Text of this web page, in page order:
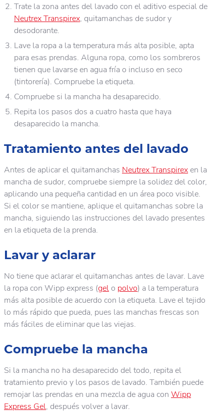
Trate la zona antes del lavado con el aditivo especial de
Neutrex Transpirex, quitamanchas de sudor y
desodorante.
Lave la ropa a la temperatura más alta posible, apta
para esas prendas. Alguna ropa, como los sombreros
tienen que lavarse en agua fría o incluso en seco
(tintorería). Compruebe la etiqueta.
Compruebe si la mancha ha desaparecido.
Repita los pasos dos a cuatro hasta que haya
desaparecido la mancha.
Tratamiento antes del lavado
Antes de aplicar el quitamanchas Neutrex Transpirexen la
mancha de sudor, compruebe siempre la solidez del color,
aplicando una pequeña cantidad en un área poco visible.
Si el color se mantiene, aplique el quitamanchas sobre la
mancha, siguiendo las instrucciones del lavado presentes
en la etiqueta de la prenda.
Lavar y aclarar
No tiene que aclarar el quitamanchas antes de lavar. Lave
la ropa con Wipp express (gel o polvo) a la temperatura
más alta posible de acuerdo con la etiqueta. Lave el tejido
lo más rápido que pueda, pues las manchas frescas son
más fáciles de eliminar que las viejas.
Compruebe la mancha
Si la mancha no ha desaparecido del todo, repita el
tratamiento previo y los pasos de lavado. También puede
remojar las prendas en una mezcla de agua con Wipp
Express Gel, después volver a lavar.